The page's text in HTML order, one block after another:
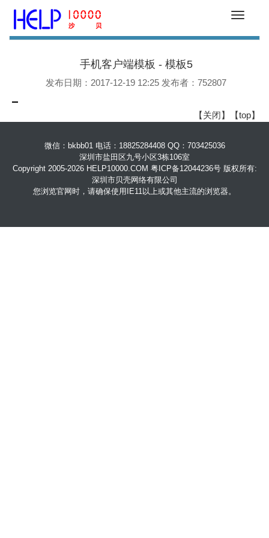
帮助中心
手机客户端模板 - 模板5
发布日期：2017-12-19 12:25 发布者：752807
【关闭】【top】
微信：bkbb01 电话：18825284408 QQ：703425036
深圳市盐田区九号小区3栋106室
Copyright 2005-2026 HELP10000.COM 粤ICP备12044236号版权所有:
深圳市贝壳网络有限公司
您浏览官网时，请确保使用IE11以上或其他主流的浏览器。